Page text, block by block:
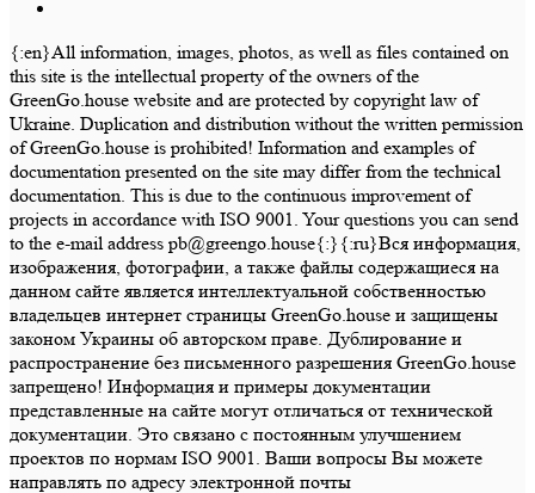
{:en}All information, images, photos, as well as files contained on
this site is the intellectual property of the owners of the
GreenGo.house website and are protected by copyright law of
Ukraine. Duplication and distribution without the written permission
of GreenGo.house is prohibited! Information and examples of
documentation presented on the site may differ from the technical
documentation. This is due to the continuous improvement of
projects in accordance with ISO 9001. Your questions you can send
to the e-mail address pb@greengo.house{:}{:ru}Вся информация,
изображения, фотографии, а также файлы содержащиеся на
данном сайте является интеллектуальной собственностью
владельцев интернет страницы GreenGo.house и защищены
законом Украины об авторском праве. Дублирование и
распространение без письменного разрешения GreenGo.house
запрещено! Информация и примеры документации
представленные на сайте могут отличаться от технической
документации. Это связано с постоянным улучшением
проектов по нормам ISO 9001. Ваши вопросы Вы можете
направлять по адресу электронной почты